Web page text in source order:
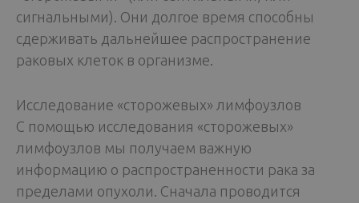
сигнальными). Они долгое время способны
сдерживать дальнейшее распространение
раковых клеток в организме.
Исследование «сторожевых» лимфоузлов
С помощью исследования «сторожевых»
лимфоузлов мы получаем важную
информацию о распространенности рака за
пределами опухоли. Сначала проводится